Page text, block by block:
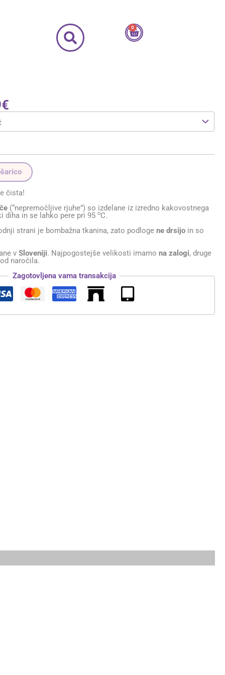
0
Cart
€razpon:
46,49€
do
čista!
(“nepremočljive rjuhe”) so izdelane iz izredno kakovostnega
diha in se lahko pere pri 95oC.
strani je bombažna tkanina, zato podlogene drsijo in so
v Sloveniji. Najpogostejše velikosti imamona zalogi, druge
naročila.
Zagotovljena varna transakcija